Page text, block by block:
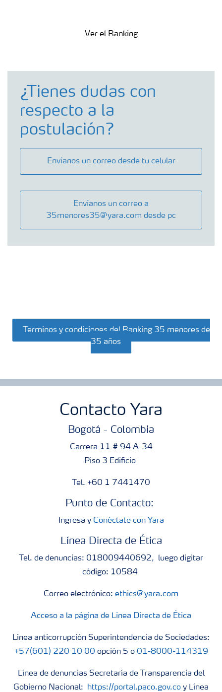
Ver el Ranking
¿Tienes dudas con
respecto a la
postulación?
Envíanos un correo desde tu celular
Envíanos un correo a
35menores35@yara.com desde pc
Terminos y condiciones del Ranking 35 menores de
35 años
Contacto Yara
Bogotá - Colombia
Carrera 11 # 94 A-34
Piso 3 Edificio
Tel. +60 1 7441470
Punto de Contacto:
Ingresa y Conéctate con Yara
Línea Directa de Ética
Tel. de denuncias: 018009440692, luego digitar
código: 10584
Correo electrónico: ethics@yara.com
Acceso a la página de Línea Directa de Ética
Línea anticorrupción Superintendencia de Sociedades:
+57(601) 220 10 00 opción 5 o 01-8000-114319
Línea de denuncias Secretaría de Transparencia del
Gobierno Nacional:
https://portal.paco.gov.co y Línea